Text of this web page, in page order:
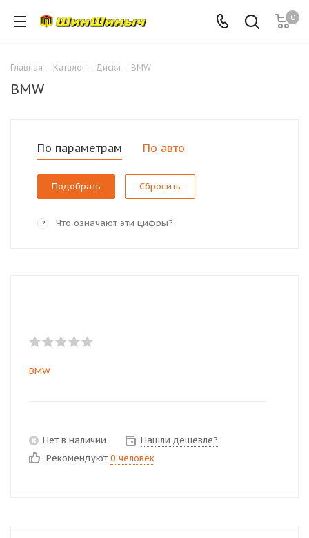
0
Главная - Каталог - Диски - BMW
BMW
По параметрам По авто
Сбросить
? Что означают эти цифры?
BMW
Нет в наличии
Нашли дешевле?
Рекомендуют 0 человек